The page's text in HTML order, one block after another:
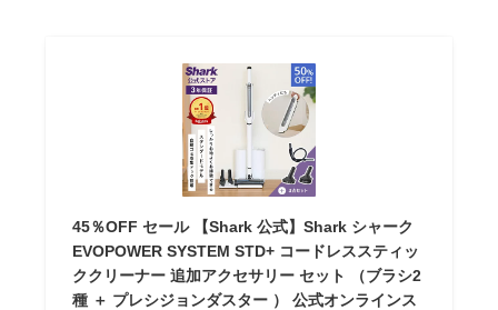
45％OFF セール 【Shark 公式】Shark シャーク
EVOPOWER SYSTEM STD+ コードレススティッ
ククリーナー 追加アクセサリー セット （ブラシ2
種 ＋ プレシジョンダスター ） 公式オンラインス